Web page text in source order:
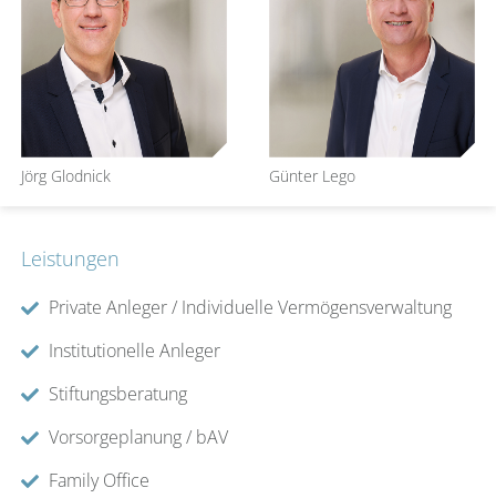
Jörg Glodnick Günter Lego
Leistungen
Private Anleger / Individuelle Vermögensverwaltung
Institutionelle Anleger
Stiftungsberatung
Vorsorgeplanung / bAV
Family Office